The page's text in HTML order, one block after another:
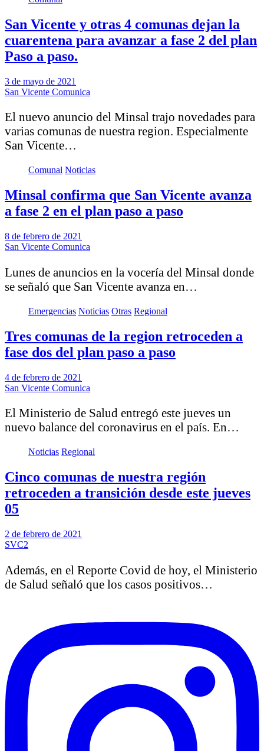
San Vicente y otras 4 comunas dejan la
cuarentena para avanzar a fase 2 del plan
Paso a paso.
3 de mayo de 2021
San Vicente Comunica
El nuevo anuncio del Minsal trajo novedades para
varias comunas de nuestra region. Especialmente
San Vicente…
Comunal Noticias
Minsal confirma que San Vicente avanza
a fase 2 en el plan paso a paso
8 de febrero de 2021
San Vicente Comunica
Lunes de anuncios en la vocería del Minsal donde
se señaló que San Vicente avanza en…
Emergencias Noticias Otras Regional
Tres comunas de la region retroceden a
fase dos del plan paso a paso
4 de febrero de 2021
San Vicente Comunica
El Ministerio de Salud entregó este jueves un
nuevo balance del coronavirus en el país. En…
Noticias Regional
Cinco comunas de nuestra región
retroceden a transición desde este jueves
05
2 de febrero de 2021
SVC2
Además, en el Reporte Covid de hoy, el Ministerio
de Salud señaló que los casos positivos…